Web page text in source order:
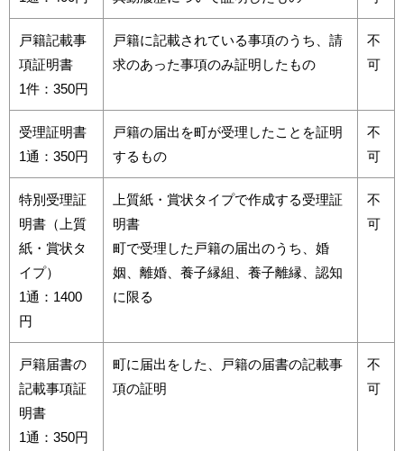
戸籍記載事
項証明書
1件：350円
戸籍に記載されている事項のうち、請
求のあった事項のみ証明したもの
不
可
受理証明書
1通：350円
戸籍の届出を町が受理したことを証明
するもの
不
可
特別受理証
明書（上質
紙・賞状タ
イプ）
1通：1400
円
上質紙・賞状タイプで作成する受理証
明書
町で受理した戸籍の届出のうち、婚
姻、離婚、養子縁組、養子離縁、認知
に限る
不
可
戸籍届書の
記載事項証
明書
1通：350円
町に届出をした、戸籍の届書の記載事
項の証明
不
可